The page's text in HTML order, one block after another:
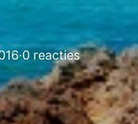
·0 reacties